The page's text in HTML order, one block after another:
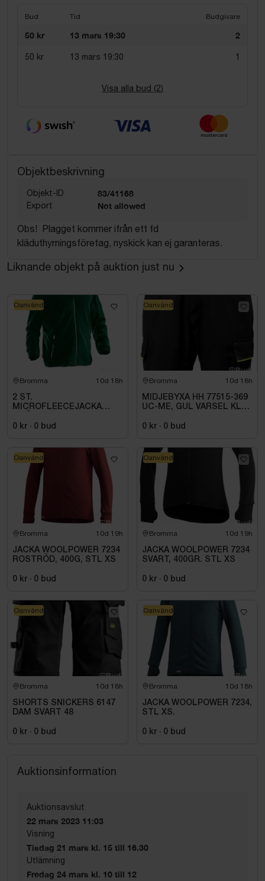
Bud Tid Budgivare
50 kr 13 mars 19:30 2
50 kr 13 mars 19:30 1
Visa alla bud (2)
Objektbeskrivning
Objekt-ID 83/41168
Export Not allowed
Obs! Plagget kommer ifrån ett fd
kläduthyrningsföretag, nyskick kan ej garanteras.
Liknande objekt på auktion just nu
Bromma 10d 18h
2 ST.
MICROFLEECEJACKA
WORKWEAR. STL M
0 kr · 0 bud
Oanvänd
Bromma 10d 18h
MIDJEBYXA HH 77515-369
UC-ME, GUL VARSEL KL1.
0 kr · 0 bud
Oanvänd
Bromma 10d 19h
JACKA WOOLPOWER 7234
ROSTRÖD, 400G, STL XS
0 kr · 0 bud
Oanvänd
Bromma 10d 19h
JACKA WOOLPOWER 7234
SVART, 400GR. STL XS
0 kr · 0 bud
Oanvänd
Bromma 10d 18h
SHORTS SNICKERS 6147
DAM SVART 48
0 kr · 0 bud
Oanvänd
Bromma 10d 18h
JACKA WOOLPOWER 7234,
STL XS.
0 kr · 0 bud
Oanvänd
Auktionsinformation
Auktionsavslut
22 mars 2023 11:03
Visning
Tisdag 21 mars kl. 15 till 16.30
Utlämning
Fredag 24 mars kl. 10 till 12